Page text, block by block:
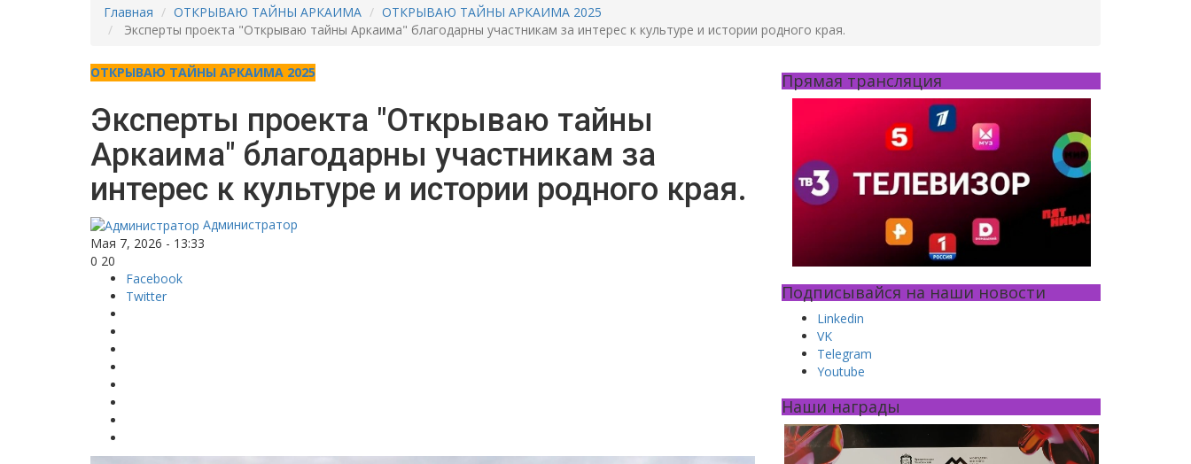
Главная ОТКРЫВАЮ ТАЙНЫ АРКАИМА
ОТКРЫВАЮ ТАЙНЫ АРКАИМА 2025
Эксперты проекта "Открываю тайны Аркаима" благодарны участникам за интерес к культуре и истории родного края.
ОТКРЫВАЮ ТАЙНЫ АРКАИМА 2025
Эксперты проекта "Открываю тайны
Аркаима" благодарны участникам за
интерес к культуре и истории родного края.
Администратор
Мая 7, 2026 - 13:33
0 20
Facebook
Twitter
Прямая трансляция
Подписывайся на наши новости
Linkedin
VK
Telegram
Youtube
Наши награды